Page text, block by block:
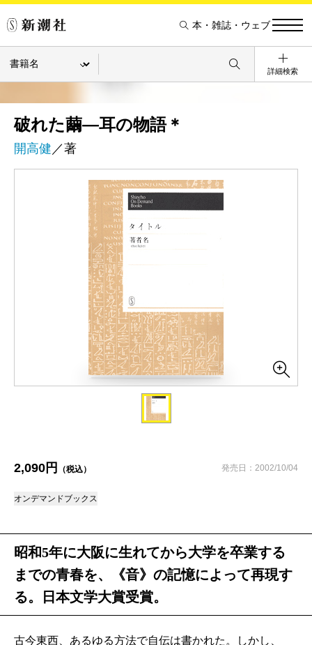
本・雑誌・ウェブ
詳細検索
破れた繭―耳の物語＊
開高健 ／著
2,090円 （税込） 発売日：2002/10/04
オンデマンドブックス
昭和5年に大阪に生れてから大学を卒業する
までの青春を、《音》の記憶によって再現す
る。日本文学大賞受賞。
古今東西、あるゆる方法で自伝は書かれた。しかし、